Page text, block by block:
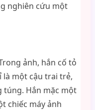
nghiên cứu một
ảnh, hắn cố tỏ
là một cậu trai trẻ,
túng. Hắn mặc một
chiếc máy ảnh